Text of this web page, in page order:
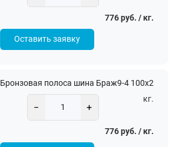
776 руб. / кг.
Оставить заявку
Бронзовая полоса шина Браж9-4 100х2
− +
кг.
776 руб. / кг.